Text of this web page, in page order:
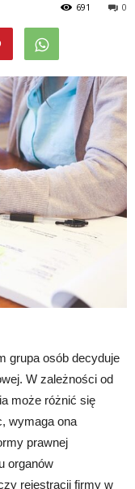
0
691
grupa osób decyduje
W zależności od
może różnić się
wymaga ona
prawnej
organów
rejestracji firmy w